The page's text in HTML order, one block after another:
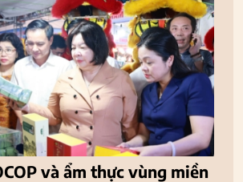
và ẩm thực vùng miền